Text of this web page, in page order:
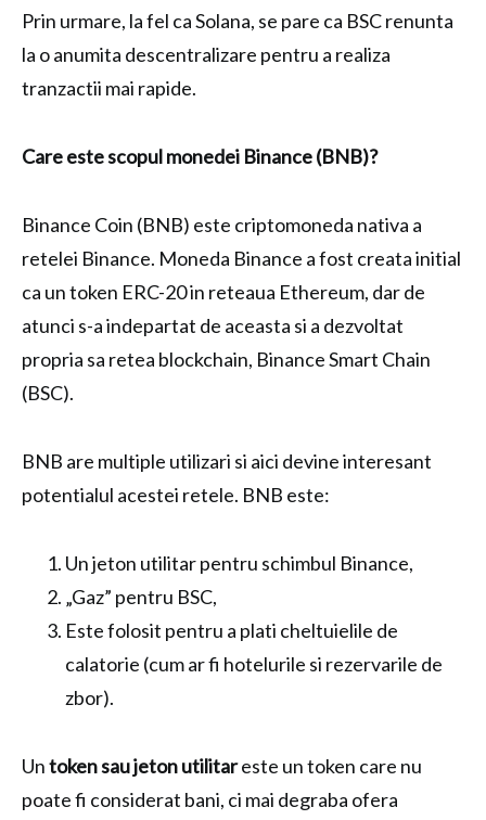
Prin urmare, la fel ca Solana, se pare ca BSC renunta
la o anumita descentralizare pentru a realiza
tranzactii mai rapide.
Care este scopul monedei Binance (BNB)?
Binance Coin (BNB) este criptomoneda nativa a
retelei Binance. Moneda Binance a fost creata initial
ca un token ERC-20 in reteaua Ethereum, dar de
atunci s-a indepartat de aceasta si a dezvoltat
propria sa retea blockchain, Binance Smart Chain
(BSC).
BNB are multiple utilizari si aici devine interesant
potentialul acestei retele. BNB este:
Un jeton utilitar pentru schimbul Binance,
„Gaz” pentru BSC,
Este folosit pentru a plati cheltuielile de
calatorie (cum ar fi hotelurile si rezervarile de
zbor).
Untoken sau jeton utilitareste un token care nu
poate fi considerat bani, ci mai degraba ofera